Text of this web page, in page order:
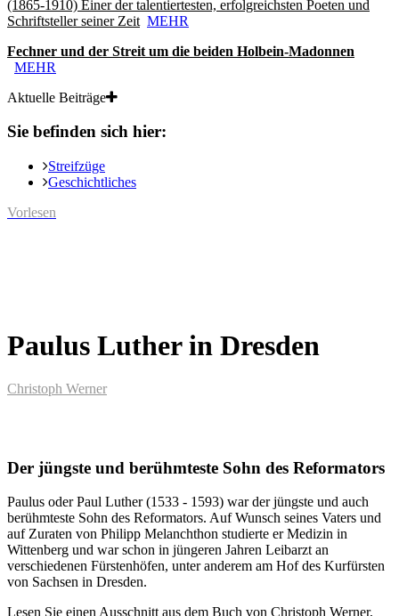
(1865-1910) Einer der talentiertesten, erfolgreichsten Poeten und
Schriftsteller seiner Zeit MEHR
Fechner und der Streit um die beiden Holbein-Madonnen
MEHR
Aktuelle Beiträge
Sie befinden sich hier:
Streifzüge
Geschichtliches
Vorlesen
Paulus Luther in Dresden
Christoph Werner
Der jüngste und berühmteste Sohn des Reformators
Paulus oder Paul Luther (1533 - 1593) war der jüngste und auch
berühmteste Sohn des Reformators. Auf Wunsch seines Vaters und
auf Zuraten von Philipp Melanchthon studierte er Medizin in
Wittenberg und war schon in jüngeren Jahren Leibarzt an
verschiedenen Fürstenhöfen, unter anderem am Hof des Kurfürsten
von Sachsen in Dresden.
Lesen Sie einen Ausschnitt aus dem Buch von Christoph Werner,